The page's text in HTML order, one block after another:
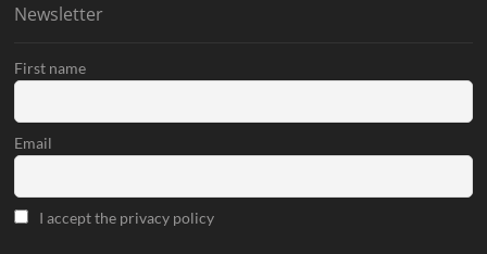
Newsletter
First name
Email
I accept the privacy policy